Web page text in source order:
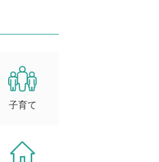
子育て